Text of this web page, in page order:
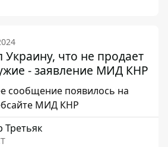
Украину, что не продает
- заявление МИД КНР
сообщение появилось на
МИД КНР
Третьяк